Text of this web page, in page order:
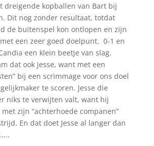
dreigende kopballen van Bart bij
Dit nog zonder resultaat, totdat
de buitenspel kon ontlopen en zijn
een zeer goed doelpunt. 0-1 en
een klein beetje van slag.
dat ook Jesse, want met een
bij een scrimmage voor ons doel
te scoren. Jesse die
niks te verwijten valt, want hij
zijn “achterhoede companen”
En dat doet Jesse al langer dan